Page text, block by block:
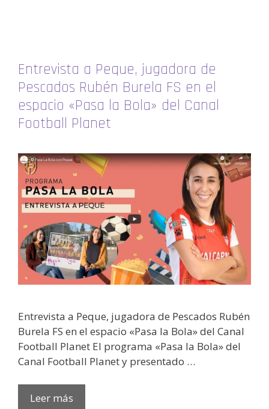
Entrevista a Peque, jugadora de
Pescados Rubén Burela FS en el
espacio «Pasa la Bola» del Canal
Football Planet
Entrevista a Peque, jugadora de Pescados Rubén
Burela FS en el espacio «Pasa la Bola» del Canal
Football Planet El programa «Pasa la Bola» del
Canal Football Planet y presentado …
Leer más